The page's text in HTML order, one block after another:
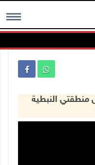
MENU
منطقتي النبطية